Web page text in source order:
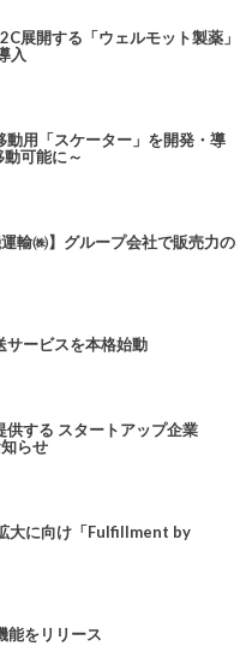
展開する「ウェルモット製薬」
入
用「スケーター」を開発・導
可能に～
輸㈱】グループ会社で販売力の
サービスを本格始動
する スタートアップ企業
らせ
大に向け「Fulfillment by
能をリリース